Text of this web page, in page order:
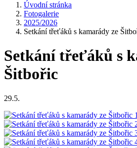
Úvodní stránka
Fotogalerie
2025/2026
Setkání třeťáků s kamarády ze
Setkání třeťáků s
Šitbořic
29.5.